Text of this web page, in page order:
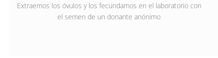
Extraemos los óvulos y los fecundamos en el laboratorio con
el semen de un donante anónimo